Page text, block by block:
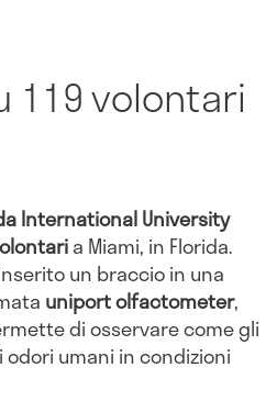
119 volontari
International University
a Miami, in Florida.
un braccio in una
uniport olfactometer,
di osservare come gli
umani in condizioni